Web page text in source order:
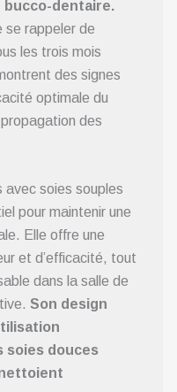
bucco-dentaire.
se rappeler de
les trois mois
des signes
optimale du
des
avec soies souples
pour maintenir une
Elle offre une
et d’efficacité, tout
dans la salle de
Son design
soies douces